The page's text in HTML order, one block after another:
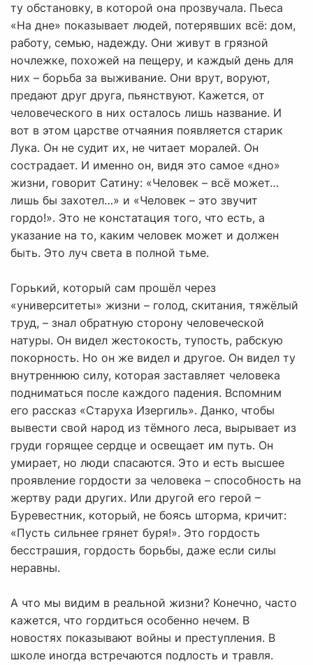
ту обстановку, в которой она прозвучала. Пьеса
«На дне» показывает людей, потерявших всё: дом,
работу, семью, надежду. Они живут в грязной
ночлежке, похожей на пещеру, и каждый день для
них – борьба за выживание. Они врут, воруют,
предают друг друга, пьянствуют. Кажется, от
человеческого в них осталось лишь название. И
вот в этом царстве отчаяния появляется старик
Лука. Он не судит их, не читает моралей. Он
сострадает. И именно он, видя это самое «дно»
жизни, говорит Сатину: «Человек – всё может…
лишь бы захотел…» и «Человек – это звучит
гордо!». Это не констатация того, что есть, а
указание на то, каким человек может и должен
быть. Это луч света в полной тьме.
Горький, который сам прошёл через
«университеты» жизни – голод, скитания, тяжёлый
труд, – знал обратную сторону человеческой
натуры. Он видел жестокость, тупость, рабскую
покорность. Но он же видел и другое. Он видел ту
внутреннюю силу, которая заставляет человека
подниматься после каждого падения. Вспомним
его рассказ «Старуха Изергиль». Данко, чтобы
вывести свой народ из тёмного леса, вырывает из
груди горящее сердце и освещает им путь. Он
умирает, но люди спасаются. Это и есть высшее
проявление гордости за человека – способность на
жертву ради других. Или другой его герой –
Буревестник, который, не боясь шторма, кричит:
«Пусть сильнее грянет буря!». Это гордость
бесстрашия, гордость борьбы, даже если силы
неравны.
А что мы видим в реальной жизни? Конечно, часто
кажется, что гордиться особенно нечем. В
новостях показывают войны и преступления. В
школе иногда встречаются подлость и травля.